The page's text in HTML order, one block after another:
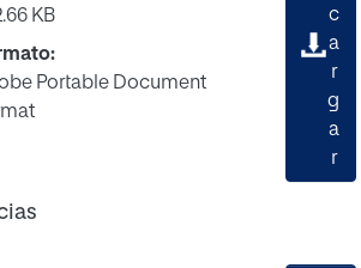
KB
Portable Document
c
a
r
g
a
r